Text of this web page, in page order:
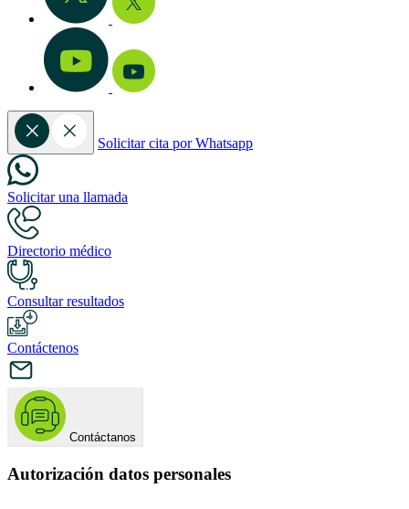
Solicitar cita por Whatsapp
Solicitar una llamada
Directorio médico
Consultar resultados
Contáctenos
Contáctanos
Autorización datos personales